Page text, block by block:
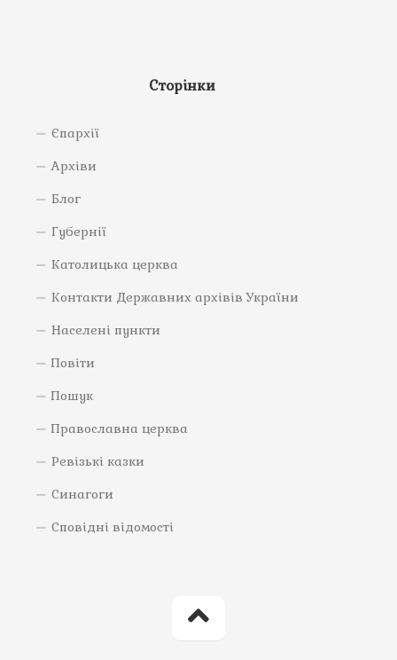
Сторінки
Єпархії
Архіви
Блог
Губернії
Католицька церква
Контакти Державних архівів України
Населені пункти
Повіти
Пошук
Православна церква
Ревізькі казки
Синагоги
Сповідні відомості